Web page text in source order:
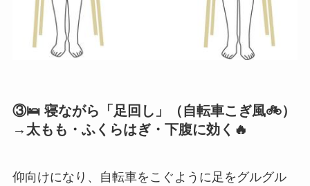
③🛌 寝ながら「足回し」（自転車こぎ風🚲）
→太もも・ふくらはぎ・下腹に効く🔥
仰向けになり、自転車をこぐように足をグルグル